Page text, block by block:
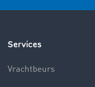
Services
Vrachtbeurs